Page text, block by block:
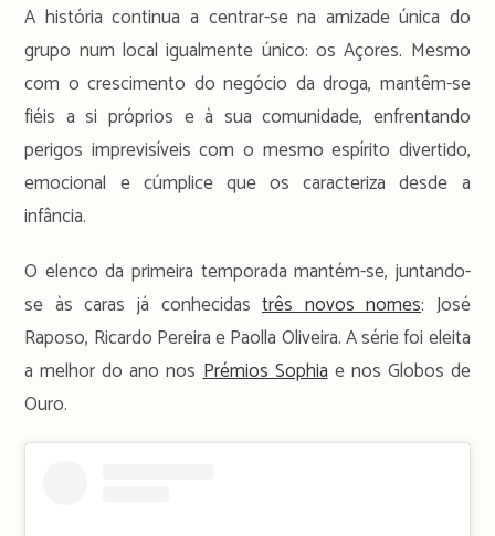
A história continua a centrar-se na amizade única do
grupo num local igualmente único: os Açores. Mesmo
com o crescimento do negócio da droga, mantêm-se
fiéis a si próprios e à sua comunidade, enfrentando
perigos imprevisíveis com o mesmo espírito divertido,
emocional e cúmplice que os caracteriza desde a
infância.
O elenco da primeira temporada mantém-se, juntando-
se às caras já conhecidastrês novos nomes: José
Raposo, Ricardo Pereira e Paolla Oliveira. A série foi eleita
a melhor do ano nosPrémios Sophiae nos Globos de
Ouro.